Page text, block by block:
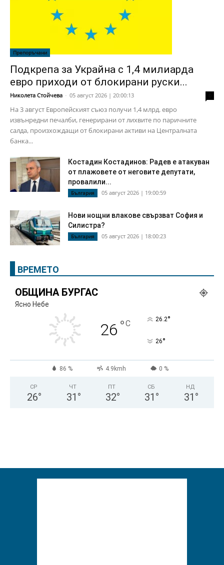
Препоръчани
Подкрепа за Украйна с 1,4 милиарда
евро приходи от блокирани руски...
Николета Стойчева - 05 август 2026 | 20:00:13
На 3 август Европейският съюз получи 1,4 млрд. евро
извънредни печалби, генерирани от лихвите по паричните
салда, произхождащи от блокирани активи на Централната
банка...
Костадин Костадинов: Радев е атакуван
от плажoвете от неговите депутати,
провалили...
България 05 август 2026 | 19:00:59
Нови нощни влакове свързват София и
Силистра?
България 05 август 2026 | 18:00:23
ВРЕМЕТО
ОБЩИНА БУРГАС
Ясно Небе
26 °C 26.2°
26°
86 % 4.9kmh 0 %
СР
26°
ЧТ
31 °
ПТ
32°
СБ
31 °
НД
31 °